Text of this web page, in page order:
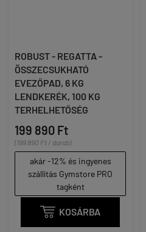
ROBUST - REGATTA -
ÖSSZECSUKHATÓ
EVEZŐPAD, 6 KG
LENDKERÉK, 100 KG
TERHELHETŐSÉG
199 890 Ft
(199 890 Ft / darab)
akár -12% és ingyenes
szállítás Gymstore PRO
tagként
 KOSÁRBA